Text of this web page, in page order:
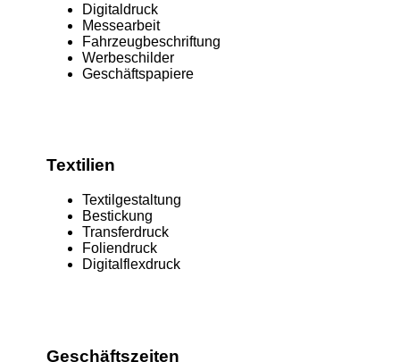
Digitaldruck
Messearbeit
Fahrzeugbeschriftung
Werbeschilder
Geschäftspapiere
Textilien
Textilgestaltung
Bestickung
Transferdruck
Foliendruck
Digitalflexdruck
Geschäftszeiten